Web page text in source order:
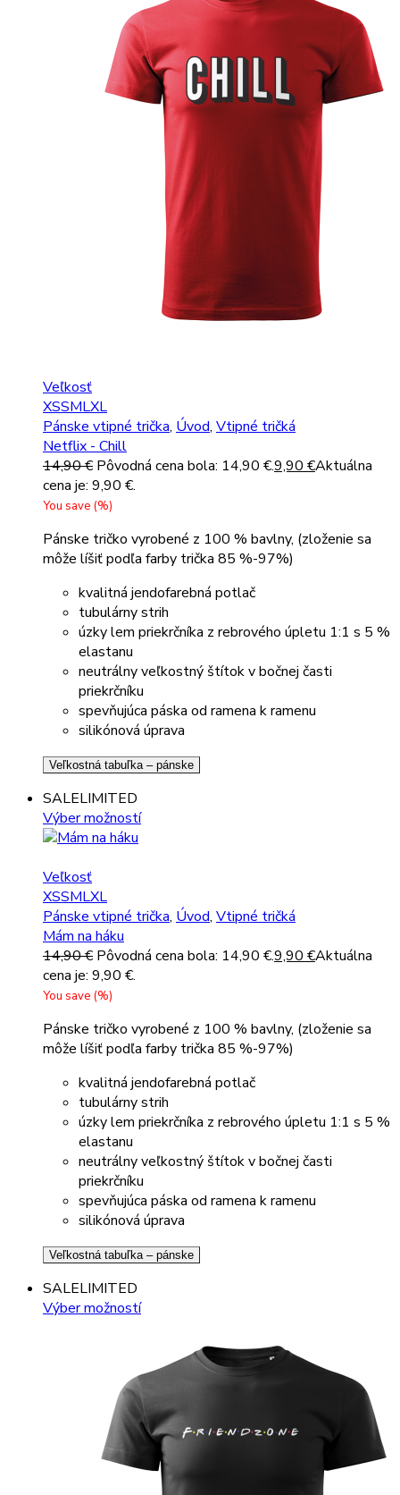
Veľkosť
XSSMLXL
Pánske vtipné trička, Úvod, Vtipné tričká
Netflix - Chill
14,90€ Pôvodná cena bola: 14,90 €.9,90 €Aktuálna
cena je: 9,90 €.
You save (%)
Pánske tričko vyrobené z 100 % bavlny, (zloženie sa
môže líšiť podľa farby trička 85 %-97%)
kvalitná jendofarebná potlač
tubulárny strih
úzky lem priekrčníka z rebrového úpletu 1:1 s 5 %
elastanu
neutrálny veľkostný štítok v bočnej časti
priekrčníku
spevňujúca páska od ramena k ramenu
silikónová úprava
Veľkostná tabuľka – pánske
SALELIMITED
Výber možností
Veľkosť
XSSMLXL
Pánske vtipné trička, Úvod, Vtipné tričká
Mám na háku
14,90€ Pôvodná cena bola: 14,90 €.9,90 €Aktuálna
cena je: 9,90 €.
You save (%)
Pánske tričko vyrobené z 100 % bavlny, (zloženie sa
môže líšiť podľa farby trička 85 %-97%)
kvalitná jendofarebná potlač
tubulárny strih
úzky lem priekrčníka z rebrového úpletu 1:1 s 5 %
elastanu
neutrálny veľkostný štítok v bočnej časti
priekrčníku
spevňujúca páska od ramena k ramenu
silikónová úprava
Veľkostná tabuľka – pánske
SALELIMITED
Výber možností